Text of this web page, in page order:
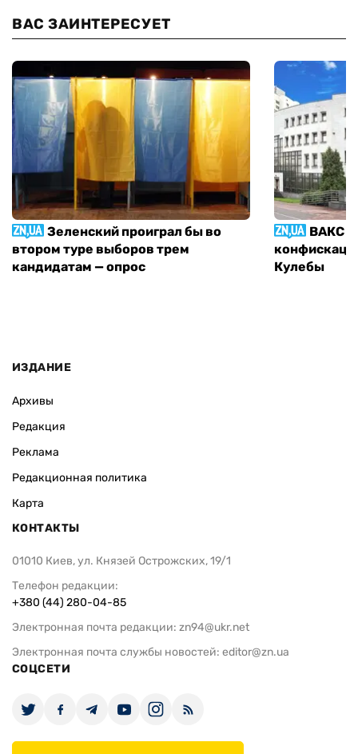
ВАС ЗАИНТЕРЕСУЕТ
Зеленский проиграл бы во
втором туре выборов трем
кандидатам — опрос
ВАКС
Кулебы
ИЗДАНИЕ
Архивы
Редакция
Реклама
Редакционная политика
Карта
КОНТАКТЫ
01010 Киев, ул. Князей Острожских, 19/1
Телефон редакции:
+380 (44) 280-04-85
Электронная почта редакции: zn94@ukr.net
Электронная почта службы новостей: editor@zn.ua
СОЦСЕТИ